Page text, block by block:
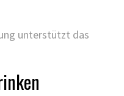
unterstützt das